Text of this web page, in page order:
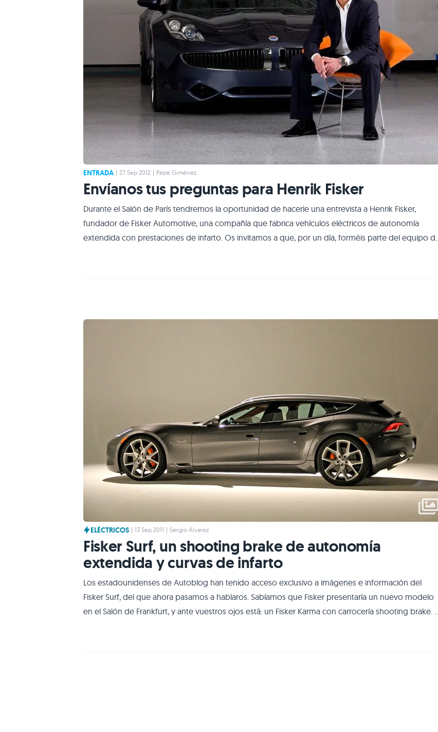
ENTRADA | 27 Sep 2012 | Pepe Giménez
Envíanos tus preguntas para Henrik Fisker
Durante el Salón de París tendremos la oportunidad de hacerle una entrevista a Henrik Fisker,
fundador de Fisker Automotive, una compañía que fabrica vehículos eléctricos de autonomía
extendida con prestaciones de infarto. Os invitamos a que, por un día, forméis parte del equipo
ELÉCTRICOS | 13 Sep 2011 | Sergio Álvarez
Fisker Surf, un shooting brake de autonomía
extendida y curvas de infarto
Los estadounidenses de Autoblog han tenido acceso exclusivo a imágenes e información del
Fisker Surf, del que ahora pasamos a hablaros. Sabíamos que Fisker presentaría un nuevo modelo
en el Salón de Frankfurt, y ante vuestros ojos está: un Fisker Karma con carrocería shooting brake. Y